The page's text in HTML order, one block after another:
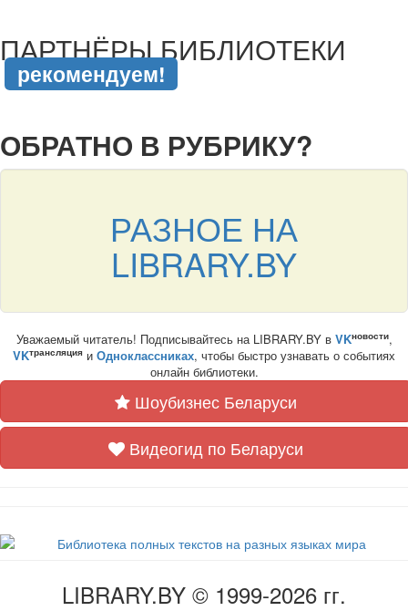
ПАРТНЁРЫ БИБЛИОТЕКИ
рекомендуем!
ОБРАТНО В РУБРИКУ?
РАЗНОЕ НА
LIBRARY.BY
Уважаемый читатель! Подписывайтесь на LIBRARY.BY в VKновости,
VKтрансляция и Одноклассниках, чтобы быстро узнавать о событиях
онлайн библиотеки.
Шоубизнес Беларуси
Видеогид по Беларуси
LIBRARY.BY © 1999-2026 гг.